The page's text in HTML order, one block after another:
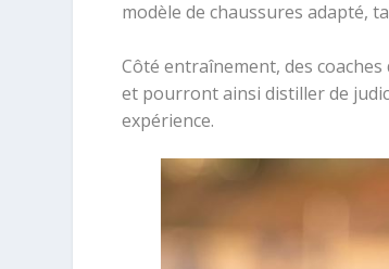
modèle de chaussures adapté,
Côté entraînement, des
et pourront ainsi distiller de
expérience.